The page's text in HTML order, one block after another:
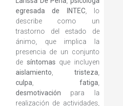
egresada de INTEC, lo
describe como un
trastorno del estado de
ánimo, que implica la
presencia de un conjunto
de síntomas que incluyen
aislamiento, tristeza,
culpa, fatiga,
desmotivación para la
realización de actividades,